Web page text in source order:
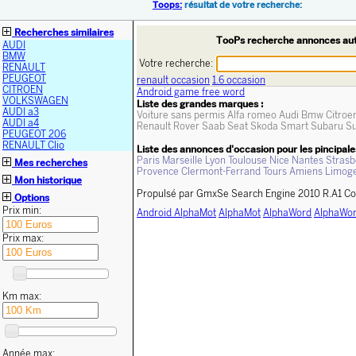
Toops: résultat de votre recherche:
TooPs recherche annonces
Votre recherche:
renault occasion 1.6 occasion
Android game free word
Liste des grandes marques :
Voiture sans permis Alfa romeo Audi Bmw
Renault Rover Saab Seat Skoda Smart Subaru
Liste des annonces d'occasion pour les
Paris Marseille Lyon Toulouse Nice Nantes
Provence Clermont-Ferrand Tours Amiens
Propulsé par GmxSe Search Engine 2010 R.A1
Android AlphaMot AlphaMot AlphaWord
Recherches similaires
AUDI
BMW
RENAULT
PEUGEOT
CITROEN
VOLKSWAGEN
AUDI a3
AUDI a4
PEUGEOT 206
RENAULT Clio
Mes recherches
Mon historique
Options
Prix min:
Prix max:
Km max:
Année max: